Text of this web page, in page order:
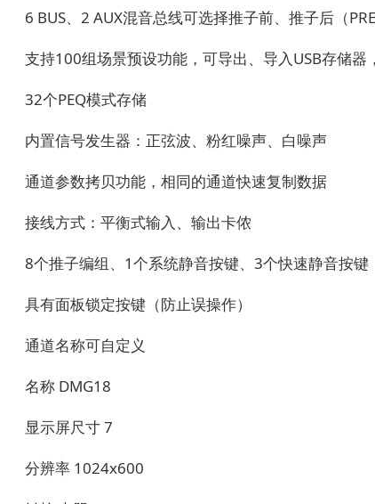
6 BUS、2 AUX混音总线可选择推子前、推子后（PRE/
支持100组场景预设功能，可导出、导入USB存储器
32个PEQ模式存储
内置信号发生器：正弦波、粉红噪声、白噪声
通道参数拷贝功能，相同的通道快速复制数据
接线方式：平衡式输入、输出卡侬
8个推子编组、1个系统静音按键、3个快速静音按键
具有面板锁定按键（防止误操作）
通道名称可自定义
名称 DMG18
显示屏尺寸7
分辨率 1024x600